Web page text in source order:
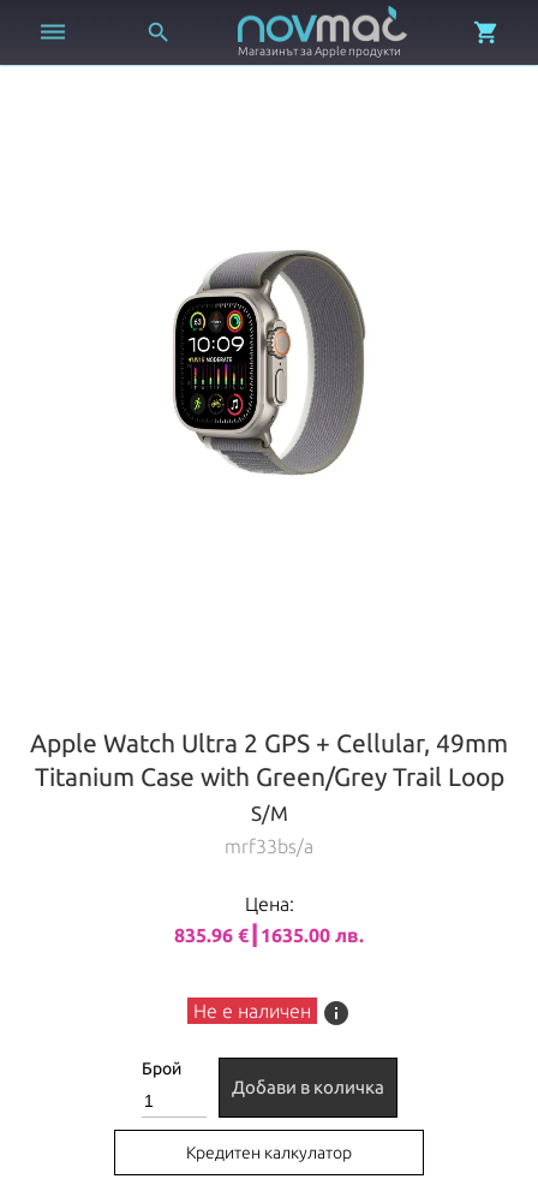
 
Магазинът за Apple продукти

Apple Watch Ultra 2 GPS + Cellular, 49mm
Titanium Case with Green/Grey Trail Loop
S/M
mrf33bs/a
Цена:
835.96 €┃1635.00 лв.
Не е наличен info
Брой
Добави в количка
Кредитен калкулатор